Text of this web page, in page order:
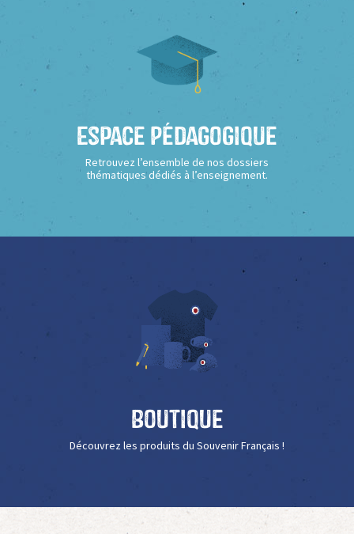
Espace Pédagogique
Retrouvez l’ensemble de nos dossiers
thématiques dédiés à l’enseignement.
Boutique
Découvrez les produits du Souvenir Français !